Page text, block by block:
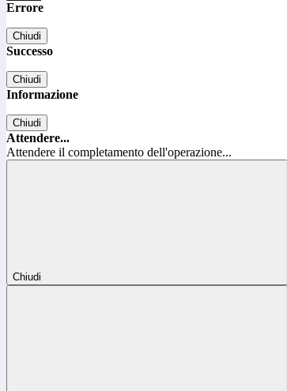
Errore
Chiudi
Successo
Chiudi
Informazione
Chiudi
Attendere...
Attendere il completamento dell'operazione...
Chiudi